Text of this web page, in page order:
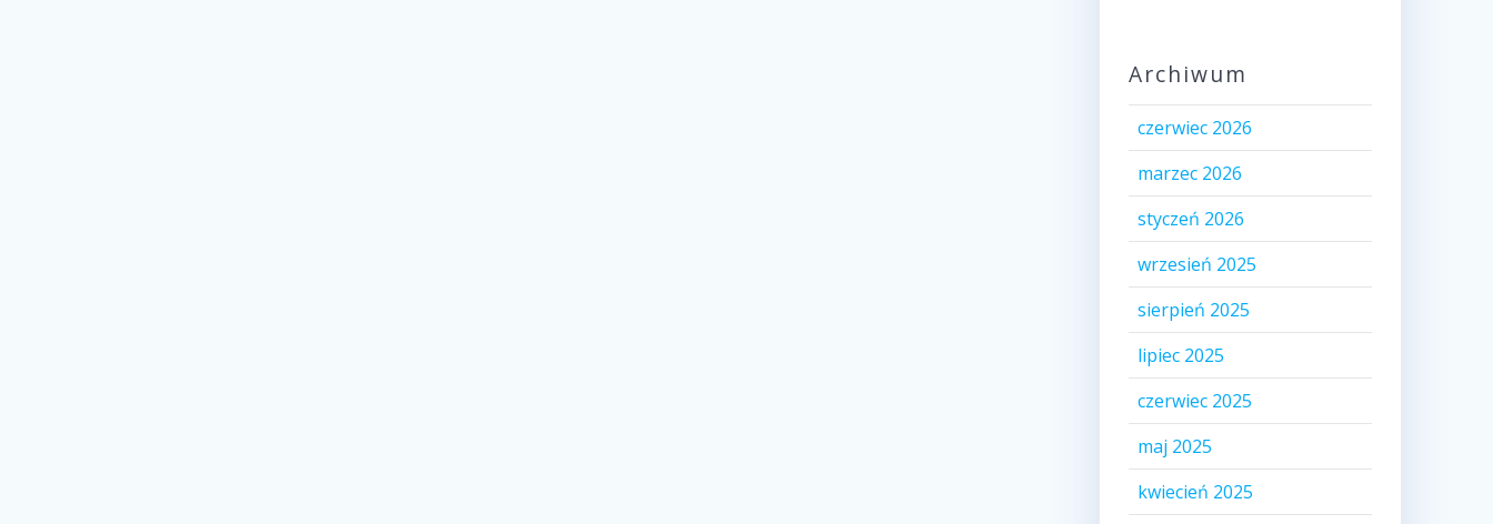
Archiwum
czerwiec 2026
marzec 2026
styczeń 2026
wrzesień 2025
sierpień 2025
lipiec 2025
czerwiec 2025
maj 2025
kwiecień 2025